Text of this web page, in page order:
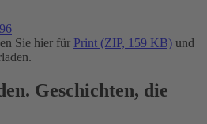
Sie hier für Print (ZIP, 159 KB) und
Geschichten, die